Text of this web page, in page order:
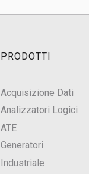
PRODOTTI
Acquisizione Dati
Analizzatori Logici
ATE
Generatori
Industriale